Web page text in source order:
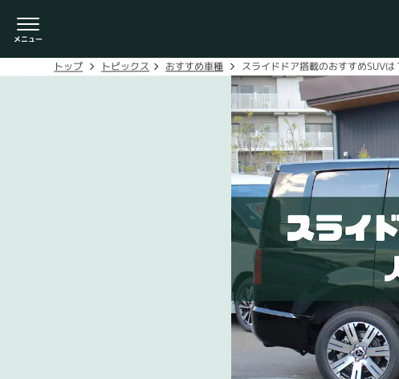
トップ トピックス おすすめ車種 スライドドア搭載のおすすめSUVは